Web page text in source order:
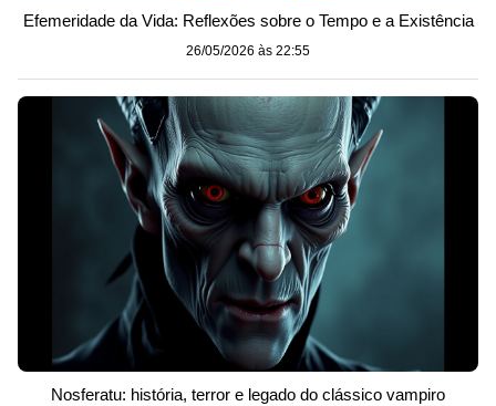
Efemeridade da Vida: Reflexões sobre o Tempo e a Existência
26/05/2026 às 22:55
Nosferatu: história, terror e legado do clássico vampiro